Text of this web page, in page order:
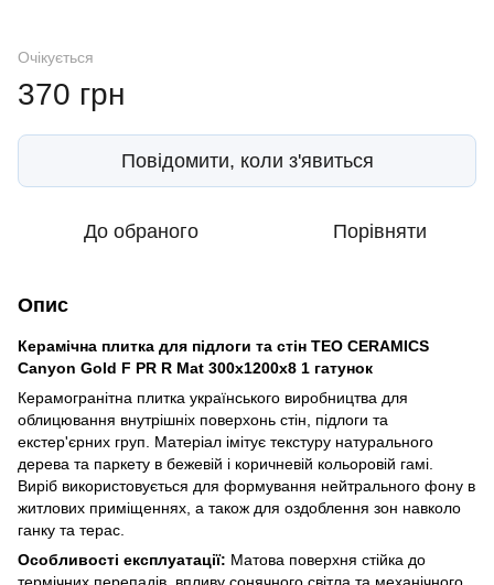
Очікується
370 грн
Повідомити, коли з'явиться
До обраного Порівняти
Опис
Керамічна плитка для підлоги та стін TEO CERAMICS
Canyon Gold F PR R Mat 300х1200х8 1 гатунок
Керамогранітна плитка українського виробництва для
облицювання внутрішніх поверхонь стін, підлоги та
екстер'єрних груп. Матеріал імітує текстуру натурального
дерева та паркету в бежевій і коричневій кольоровій гамі.
Виріб використовується для формування нейтрального фону в
житлових приміщеннях, а також для оздоблення зон навколо
ганку та терас.
Особливості експлуатації: Матова поверхня стійка до